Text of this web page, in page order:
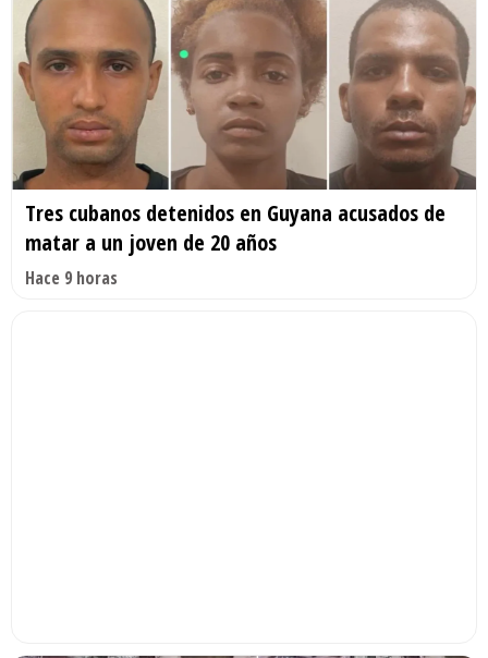
Tres cubanos detenidos en Guyana acusados de
matar a un joven de 20 años
Hace 9 horas